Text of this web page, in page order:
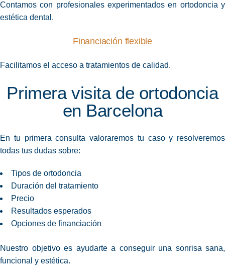
Contamos con profesionales experimentados en ortodoncia y
estética dental.
Financiación flexible
Facilitamos el acceso a tratamientos de calidad.
Primera visita de ortodoncia
en Barcelona
En tu primera consulta valoraremos tu caso y resolveremos
todas tus dudas sobre:
Tipos de ortodoncia
Duración del tratamiento
Precio
Resultados esperados
Opciones de financiación
Nuestro objetivo es ayudarte a conseguir una sonrisa sana,
funcional y estética.